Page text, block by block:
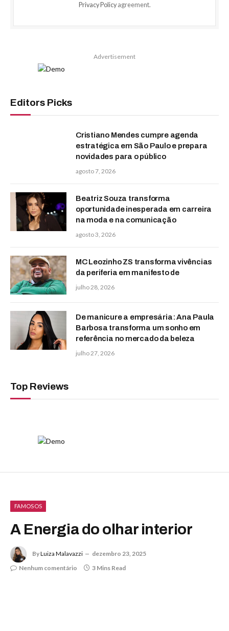
Privacy Policyagreement.
Advertisement
Editors Picks
Cristiano Mendes cumpre agenda
estratégica em São Paulo e prepara
novidades para o público
agosto 7, 2026
Beatriz Souza transforma
oportunidade inesperada em carreira
na moda e na comunicação
agosto 3, 2026
MC Leozinho ZS transforma vivências
da periferia em manifesto de
julho 28, 2026
De manicure a empresária: Ana Paula
Barbosa transforma um sonho em
referência no mercado da beleza
julho 27, 2026
Top Reviews
FAMOSOS
A Energia do olhar interior
ByLuiza Malavazzi
dezembro 23, 2025
Nenhum comentário
3 Mins Read